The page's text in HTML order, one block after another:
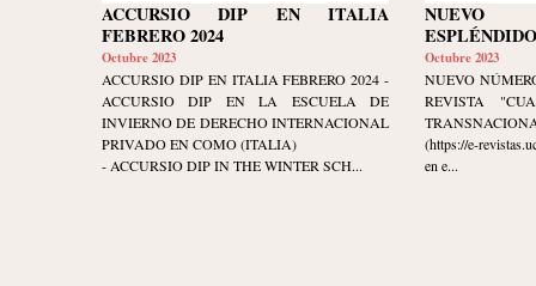
ACCURSIO DIP EN ITALIA
FEBRERO 2024
Octubre 2023
ACCURSIO DIP EN ITALIA FEBRERO 2024 -
ACCURSIO DIP EN LA ESCUELA DE
INVIERNO DE DERECHO INTERNACIONAL
PRIVADO EN COMO (ITALIA)
- ACCURSIO DIP IN THE WINTER SCH...
Octubre 2023
NUEVO
REVISTA
(https://e-
en e...